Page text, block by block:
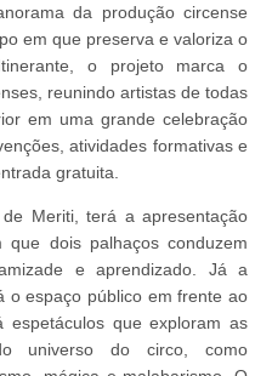
da produção circense
em que preserva e valoriza o
o projeto marca o
reunindo artistas de todas
em uma grande celebração
atividades formativas e
gratuita.
Meriti, terá a apresentação
que dois palhaços conduzem
e aprendizado. Já a
o espaço público em frente ao
espetáculos que exploram as
universo do circo, como